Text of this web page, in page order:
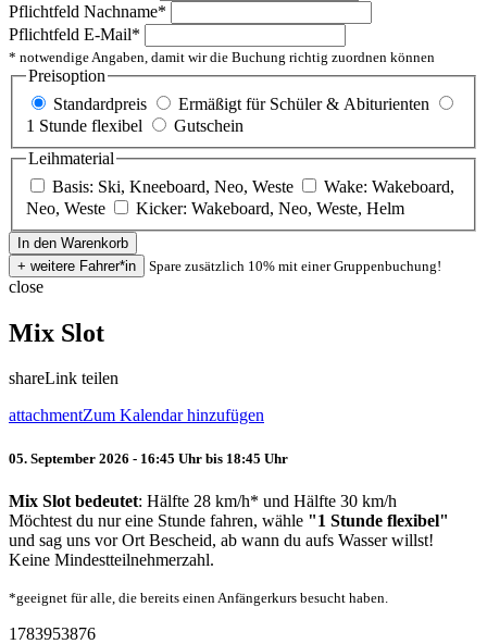
Pflichtfeld Nachname*
Pflichtfeld E-Mail*
* notwendige Angaben, damit wir die Buchung richtig zuordnen können
Preisoption
Standardpreis
Ermäßigt für Schüler & Abiturienten
1 Stunde flexibel
Gutschein
Leihmaterial
Basis: Ski, Kneeboard, Neo, Weste
Wake: Wakeboard,
Neo, Weste
Kicker: Wakeboard, Neo, Weste, Helm
Spare zusätzlich 10% mit einer Gruppenbuchung!
close
Mix Slot
shareLink teilen
attachmentZum Kalendar hinzufügen
05. September 2026 - 16:45 Uhr bis 18:45 Uhr
Mix Slot bedeutet: Hälfte 28 km/h* und Hälfte 30 km/h
Möchtest du nur eine Stunde fahren, wähle "1 Stunde flexibel"
und sag uns vor Ort Bescheid, ab wann du aufs Wasser willst!
Keine Mindestteilnehmerzahl.
*geeignet für alle, die bereits einen Anfängerkurs besucht haben.
1783953876